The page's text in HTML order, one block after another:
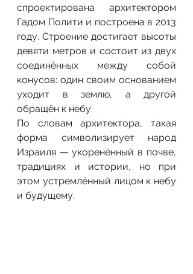
спроектирована архитектором
Гадом Полити и построена в 2013
году. Строение достигает высоты
девяти метров и состоит из двух
соединённых между собой
конусов: один своим основанием
уходит в землю, а другой
обращён к небу.
По словам архитектора, такая
форма символизирует народ
Израиля — укоренённый в почве,
традициях и истории, но при
этом устремлённый лицом к небу
и будущему.